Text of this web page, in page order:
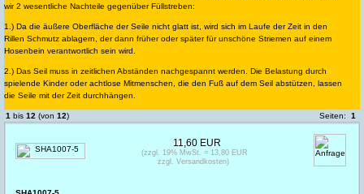
wir 2 wesentliche Nachteile gegenüber Füllstreben:
1.) Da die äußere Oberfläche der Seile nicht glatt ist, wird sich im Laufe der Zeit in den
Rillen Schmutz ablagern, der dann früher oder später für unschöne Striemen auf einem
Hosenbein verantwortlich sein wird.
2.) Das Seil muss in zeitlichen Abständen nachgespannt werden. Die Belastung durch
spielende Kinder oder achtlose Mitmenschen, die den Fuß auf dem Seil abstützen, lassen
die Seile mit der Zeit durchhängen.
1 bis 12 (von 12) Seiten: 1
11,60 EUR
(zzgl. 19% MwSt. = 13,80 EUR
zzgl. Versandkosten)